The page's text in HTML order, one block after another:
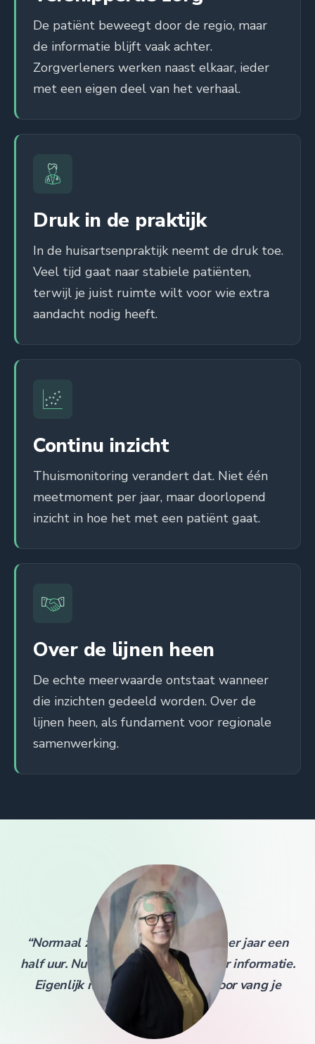
De patiënt beweegt door de regio, maar
de informatie blijft vaak achter.
Zorgverleners werken naast elkaar, ieder
met een eigen deel van het verhaal.
Druk in de praktijk
In de huisartsenpraktijk neemt de druk toe.
Veel tijd gaat naar stabiele patiënten,
terwijl je juist ruimte wilt voor wie extra
aandacht nodig heeft.
Continu inzicht
Thuismonitoring verandert dat. Niet één
meetmoment per jaar, maar doorlopend
inzicht in hoe het met een patiënt gaat.
Over de lijnen heen
De echte meerwaarde ontstaat wanneer
die inzichten gedeeld worden. Over de
lijnen heen, als fundament voor regionale
samenwerking.
“
“Normaal zag je iemand één keer per jaar een
half uur. Nu heb je het hele jaar door informatie.
Eigenlijk monitor je beter, daardoor vang je
dingen eerder op.”